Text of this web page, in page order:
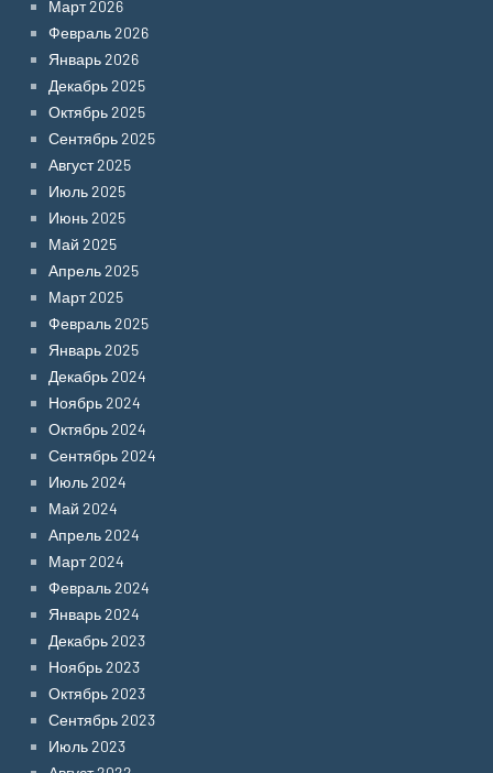
Март 2026
Февраль 2026
Январь 2026
Декабрь 2025
Октябрь 2025
Сентябрь 2025
Август 2025
Июль 2025
Июнь 2025
Май 2025
Апрель 2025
Март 2025
Февраль 2025
Январь 2025
Декабрь 2024
Ноябрь 2024
Октябрь 2024
Сентябрь 2024
Июль 2024
Май 2024
Апрель 2024
Март 2024
Февраль 2024
Январь 2024
Декабрь 2023
Ноябрь 2023
Октябрь 2023
Сентябрь 2023
Июль 2023